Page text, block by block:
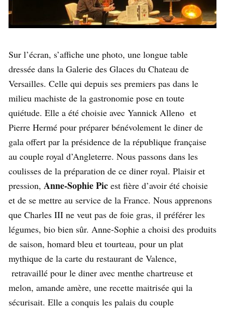
Sur l’écran, s’affiche une photo, une longue table
dressée dans la Galerie des Glaces du Chateau de
Versailles. Celle qui depuis ses premiers pas dans le
milieu machiste de la gastronomie pose en toute
quiétude. Elle a été choisie avec Yannick Alleno et
Pierre Hermé pour préparer bénévolement le diner de
gala offert par la présidence de la république française
au couple royal d’Angleterre. Nous passons dans les
coulisses de la préparation de ce diner royal. Plaisir et
pression, Anne-Sophie Pic est fière d’avoir été choisie
et de se mettre au service de la France. Nous apprenons
que Charles III ne veut pas de foie gras, il préférer les
légumes, bio bien sûr. Anne-Sophie a choisi des produits
de saison, homard bleu et tourteau, pour un plat
mythique de la carte du restaurant de Valence,
retravaillé pour le diner avec menthe chartreuse et
melon, amande amère, une recette maitrisée qui la
sécurisait. Elle a conquis les palais du couple